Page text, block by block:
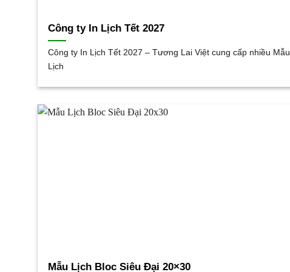
Công ty In Lịch Tết 2027
Công ty In Lịch Tết 2027 – Tương Lai Việt cung cấp nhiều Mẫu
Lịch
Mẫu Lịch Bloc Siêu Đại 20×30